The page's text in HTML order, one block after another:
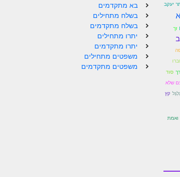
בא מתקדמים
בשלח מתחילים
בשלח מתקדמים
יתרו מתחילים
יתרו מתקדמים
משפטים מתחילים
משפטים מתקדמים
יעקב
זך
סוד
שלא
קץ
ואמת